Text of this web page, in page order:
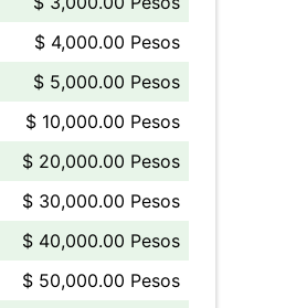
$ 4,000.00 Pesos
$ 5,000.00 Pesos
$ 10,000.00 Pesos
$ 20,000.00 Pesos
$ 30,000.00 Pesos
$ 40,000.00 Pesos
$ 50,000.00 Pesos